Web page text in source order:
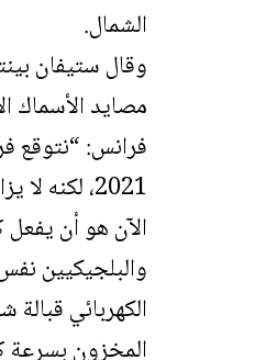
الشمال.
وقال ستيفان
مصايد الأسماك
فرانس:
2021، لكنه
الآن هو أن يفعل
والبلجيكيين
الكهربائي
المخزون بسرعة